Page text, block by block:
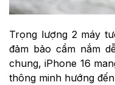
Trọng lượng 2 máy
đảm bảo cầm nắm
chung, iPhone 16
thông minh hướng